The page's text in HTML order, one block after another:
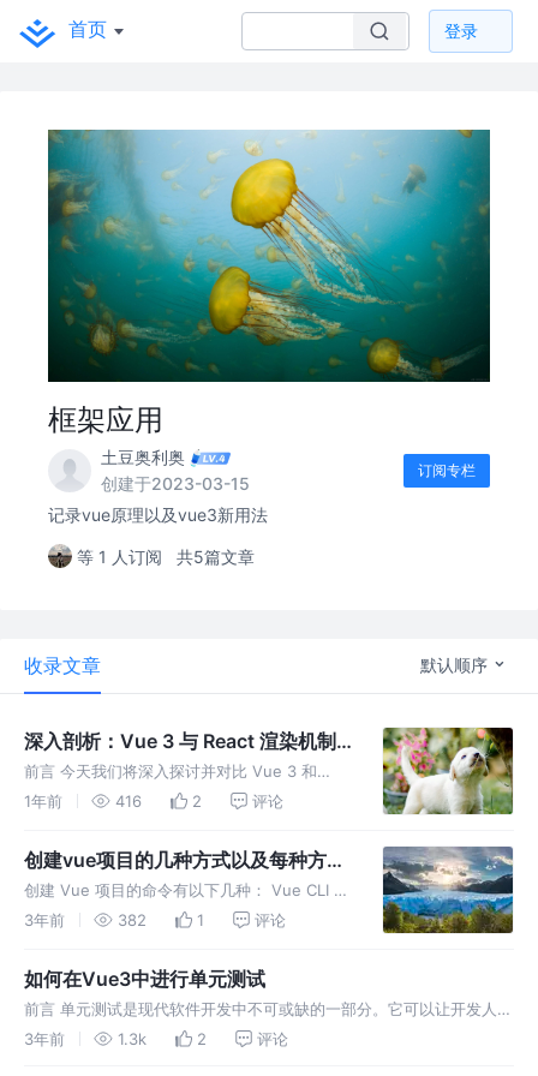
首页 登录
框架应用
土豆奥利奥
创建于2023-03-15
订阅专栏
记录vue原理以及vue3新用法
等 1 人订阅 共5篇文章
收录文章 默认顺序
深入剖析：Vue 3 与 React 渲染机制
和生命周期对比
前言 今天我们将深入探讨并对比 Vue 3 和
React 18 的渲染机制与生命周期。不多做停
机制 Vue 3 的渲染机制主要基于虚拟
1年前 416 2 评论
创建vue项目的几种方式以及每种方式
对应的打包方式
创建 Vue 项目的命令有以下几种： Vue CLI 命
令：vue create <project-name> 打包工具：
命令：npm
3年前 382 1 评论
如何在Vue3中进行单元测试
前言 单元测试是现代软件开发中不可或缺的一部分。它可以让开发人员
更加自信地修改和重构代码，而不会破坏现有的功能。在编写组件时，
3年前 1.3k 2 评论